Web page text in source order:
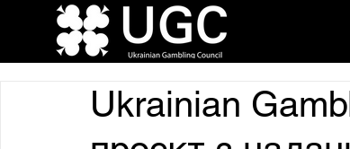
Ukrainian